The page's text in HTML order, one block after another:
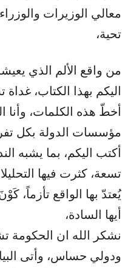
معالي الوزيرات
تحية،
من واقع الألم الذي
اليكم بهذا الكتاب،
أخطّ هذه الكلمات، وأنا
مؤسسات الدولة بكل
أكتب اليكم، بما يشبه
تسعة، كثرت فيها
يُعتدّ بها الواقع تأزماً،
أيها السادة،
نشكر الله ان الحكومة
ودولي حساس، وأتى